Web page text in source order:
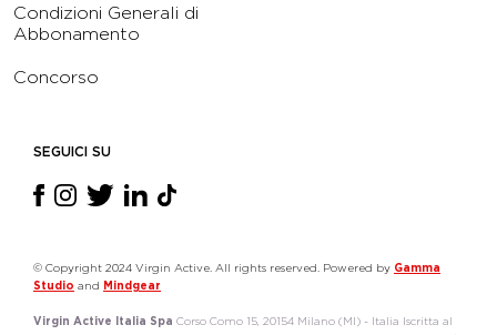
Condizioni Generali di
Abbonamento
Concorso
SEGUICI SU
© Copyright 2024 Virgin Active. All rights reserved. Powered by Gamma
Studio and Mindgear
Virgin Active Italia Spa Corso Como 15, 20154 Milano (MI) - Italia Iscritta al